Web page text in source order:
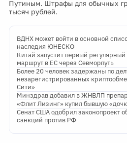
Путиным. Штрафы для обычных
тысяч рублей.
ВДНХ может войти в основной
наследия ЮНЕСКО
Китай запустит первый
маршрут в ЕС через Севморпуть
Более 20 человек задержаны по
незарегистрированных
Сити»
Минздрав добавил в ЖНВЛП
«Флит Лизинг» купил бывшую
Сенат США одобрил законопроект
санкций против РФ